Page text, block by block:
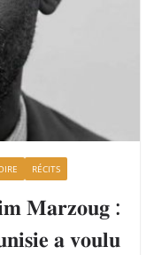
RÉCITS
𝐌𝐚𝐫𝐳𝐨𝐮𝐠 :
𝐚 𝐯𝐨𝐮𝐥𝐮